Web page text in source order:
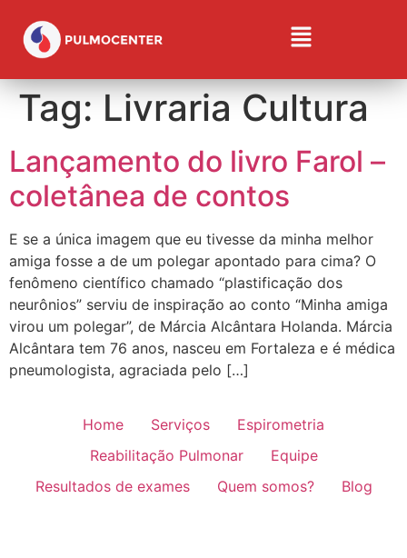
Tag:Livraria Cultura
Lançamento do livro Farol –
coletânea de contos
E se a única imagem que eu tivesse da minha melhor
amiga fosse a de um polegar apontado para cima? O
fenômeno científico chamado “plastificação dos
neurônios” serviu de inspiração ao conto “Minha amiga
virou um polegar”, de Márcia Alcântara Holanda. Márcia
Alcântara tem 76 anos, nasceu em Fortaleza e é médica
pneumologista, agraciada pelo […]
Home Serviços
Espirometria
Reabilitação Pulmonar
Equipe
Resultados de exames
Quem somos? Blog